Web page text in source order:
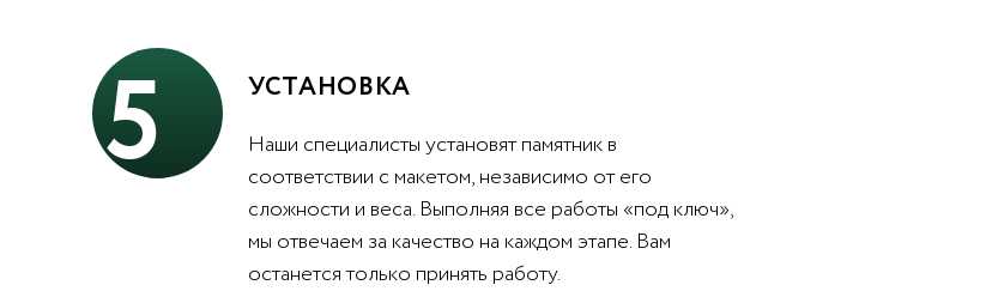
5 УСТАНОВКА
Наши специалисты установят памятник в
соответствии с макетом, независимо от его
сложности и веса. Выполняя все работы «под ключ»,
мы отвечаем за качество на каждом этапе. Вам
останется только принять работу.